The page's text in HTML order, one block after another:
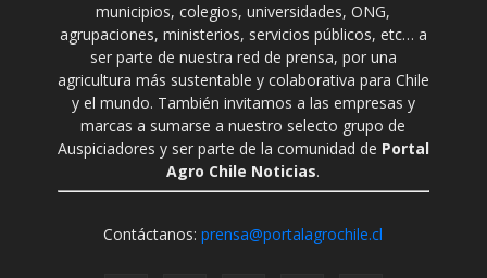
municipios, colegios, universidades, ONG,
agrupaciones, ministerios, servicios públicos, etc… a
ser parte de nuestra red de prensa, por una
agricultura más sustentable y colaborativa para Chile
y el mundo. También invitamos a las empresas y
marcas a sumarse a nuestro selecto grupo de
Auspiciadores y ser parte de la comunidad de Portal
Agro Chile Noticias.
Contáctanos:prensa@portalagrochile.cl